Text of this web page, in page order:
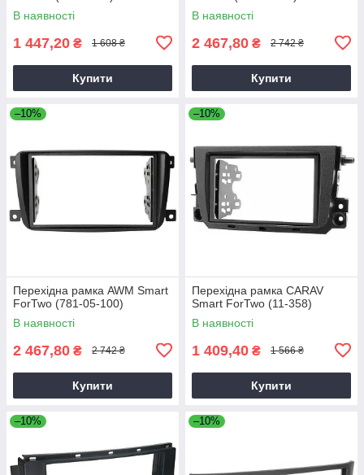
В наявності
1 447,20 ₴ 1 608 ₴
Купити
В наявності
2 467,80 ₴ 2 742 ₴
Купити
–10%
Перехідна рамка AWM Smart
ForTwo (781-05-100)
В наявності
2 467,80 ₴ 2 742 ₴
Купити
–10%
Перехідна рамка CARAV
Smart ForTwo (11-358)
В наявності
1 409,40 ₴ 1 566 ₴
Купити
–10% –10%